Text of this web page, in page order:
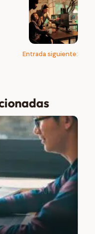
Entrada siguiente: